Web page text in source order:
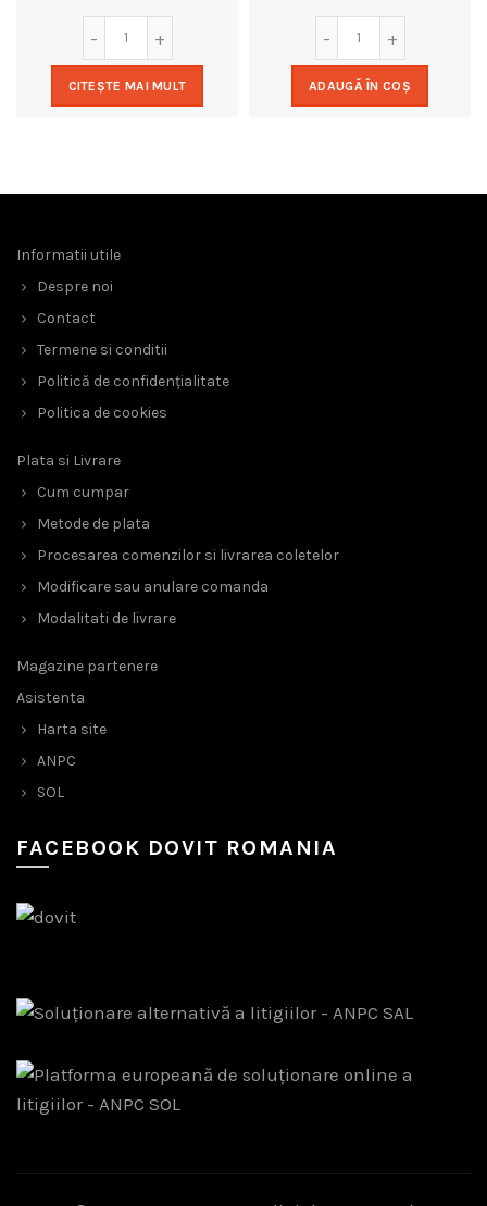
CITEȘTE MAI MULT ADAUGĂ ÎN COȘ
Informatii utile
Despre noi
Contact
Termene si conditii
Politică de confidențialitate
Politica de cookies
Plata si Livrare
Cum cumpar
Metode de plata
Procesarea comenzilor si livrarea coletelor
Modificare sau anulare comanda
Modalitati de livrare
Magazine partenere
Asistenta
Harta site
ANPC
SOL
FACEBOOK DOVIT ROMANIA